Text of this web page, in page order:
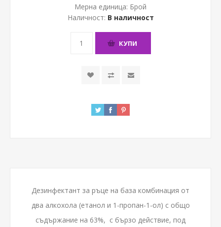
Мерна единица: Брой
Наличност: В наличност
КУПИ
Дезинфектант за ръце на база комбинация от
два алкохола (етанол и 1-пропан-1-ол) с общо
съдържание на 63%, с бързо действие, под